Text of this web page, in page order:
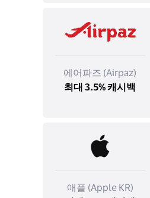
에어파즈 (Airpaz)
최대 3.5% 캐시백
애플 (Apple KR)